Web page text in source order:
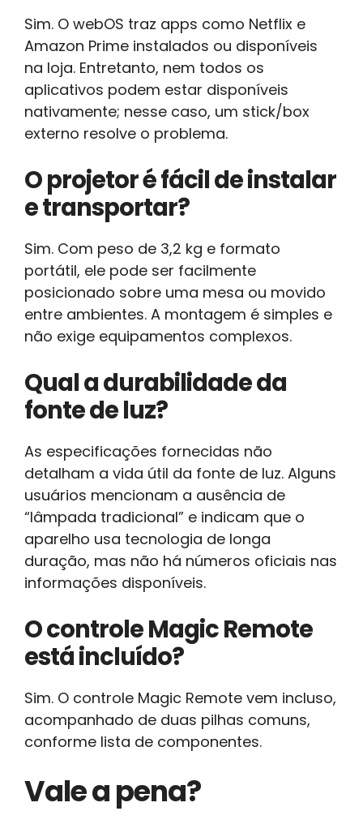
Sim. O webOS traz apps como Netflix e
Amazon Prime instalados ou disponíveis
na loja. Entretanto, nem todos os
aplicativos podem estar disponíveis
nativamente; nesse caso, um stick/box
externo resolve o problema.
O projetor é fácil de instalar
e transportar?
Sim. Com peso de 3,2 kg e formato
portátil, ele pode ser facilmente
posicionado sobre uma mesa ou movido
entre ambientes. A montagem é simples e
não exige equipamentos complexos.
Qual a durabilidade da
fonte de luz?
As especificações fornecidas não
detalham a vida útil da fonte de luz. Alguns
usuários mencionam a ausência de
“lâmpada tradicional” e indicam que o
aparelho usa tecnologia de longa
duração, mas não há números oficiais nas
informações disponíveis.
O controle Magic Remote
está incluído?
Sim. O controle Magic Remote vem incluso,
acompanhado de duas pilhas comuns,
conforme lista de componentes.
Vale a pena?